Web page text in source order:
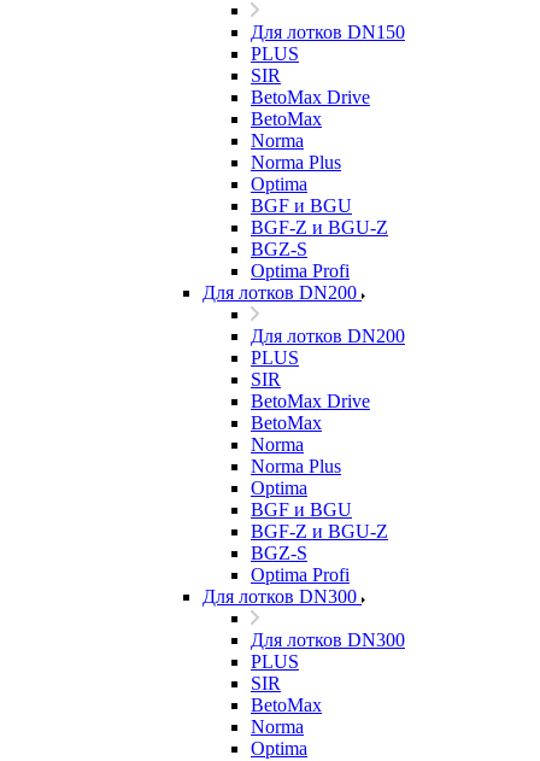
Для лотков DN150
PLUS
SIR
BetoMax Drive
BetoMax
Norma
Norma Plus
Optima
BGF и BGU
BGF-Z и BGU-Z
BGZ-S
Optima Profi
Для лотков DN200
Для лотков DN200
PLUS
SIR
BetoMax Drive
BetoMax
Norma
Norma Plus
Optima
BGF и BGU
BGF-Z и BGU-Z
BGZ-S
Optima Profi
Для лотков DN300
Для лотков DN300
PLUS
SIR
BetoMax
Norma
Optima